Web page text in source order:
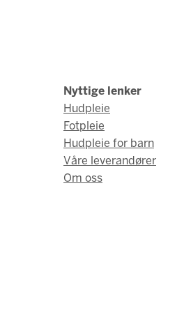
Nyttige lenker
Hudpleie
Fotpleie
Hudpleie for barn
Våre leverandører
Om oss